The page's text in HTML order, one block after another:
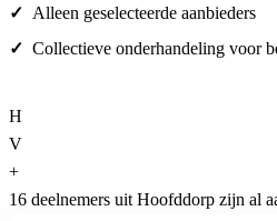
Alleen geselecteerde aanbieders
Collectieve onderhandeling voor
H
V
+
16 deelnemers uit Hoofddorp zijn al